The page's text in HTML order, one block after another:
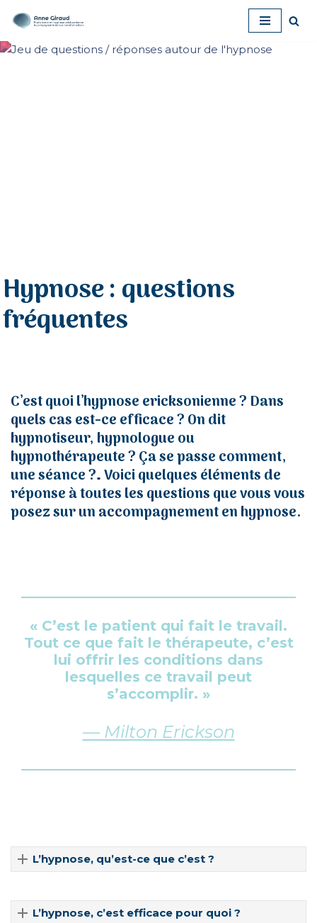
au
Hypnose : questions
fréquentes
C’est quoi l’hypnose ericksonienne ? Dans
quels cas est-ce efficace ? On dit
hypnotiseur, hypnologue ou
hypnothérapeute ? Ça se passe comment,
une séance ?… Voici quelques éléments de
réponse à toutes les questions que vous vous
posez sur un accompagnement en hypnose.
« C’est le patient qui fait le travail.
Tout ce que fait le thérapeute, c’est
lui offrir les conditions dans
lesquelles ce travail peut
s’accomplir. »
— Milton Erickson
L’hypnose, qu’est-ce que c’est ?
L’hypnose, c’est efficace pour quoi ?